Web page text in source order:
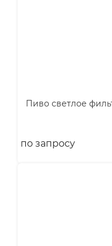
Пиво светлое
по запросу